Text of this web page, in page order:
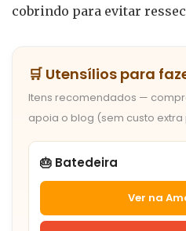
cobrindo para evitar
🛒 Utensílios para
Itens recomendados —
apoia o blog (sem custo
🎂 Batedeira
Ver na